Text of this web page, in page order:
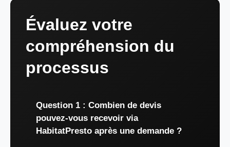
Évaluez votre
compréhension du
processus
Question 1 : Combien de devis
pouvez-vous recevoir via
HabitatPresto après une demande ?